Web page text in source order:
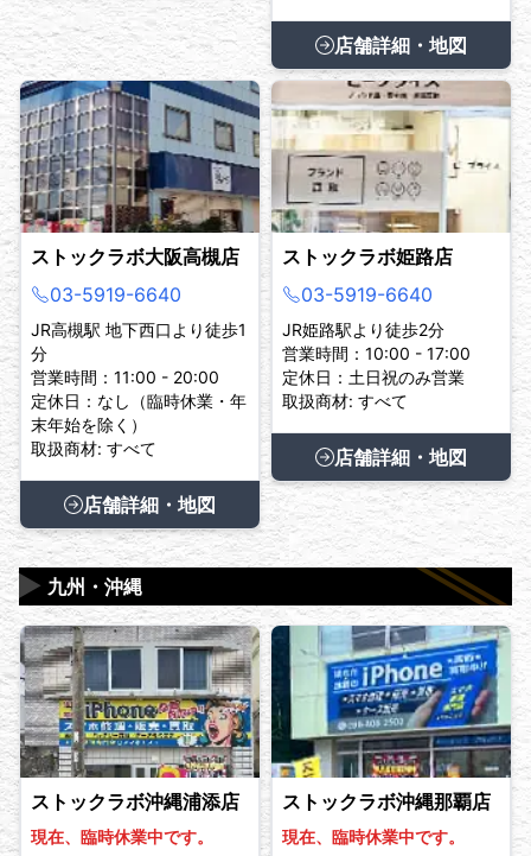
店舗詳細・地図
ストックラボ大阪高槻店
03-5919-6640
JR高槻駅 地下西口より徒歩1
分
営業時間：11:00 - 20:00
定休日：なし（臨時休業・年
末年始を除く）
取扱商材: すべて
店舗詳細・地図
ストックラボ姫路店
03-5919-6640
JR姫路駅より徒歩2分
営業時間：10:00 - 17:00
定休日：土日祝のみ営業
取扱商材: すべて
店舗詳細・地図
九州・沖縄
▶
ストックラボ沖縄浦添店
現在、臨時休業中です。
ストックラボ沖縄那覇店
現在、臨時休業中です。